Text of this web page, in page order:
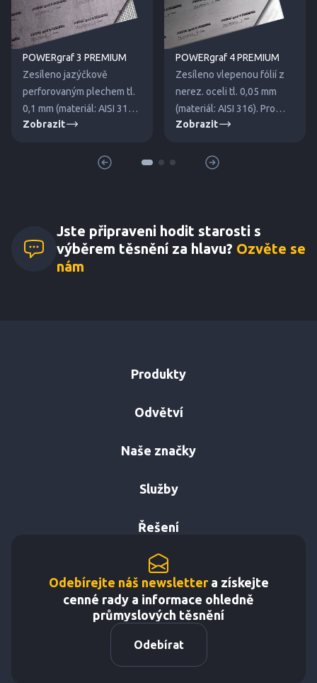
POWERgraf 3 PREMIUM
Zesíleno jazýčkově
perforovaným plechem tl.
0,1 mm (materiál: AISI 316).
Pro střední a vyšší tlaky.
Zobrazit
POWERgraf 4 PREMIUM
Zesíleno vlepenou fólií z
nerez. oceli tl. 0,05 mm
(materiál: AISI 316). Pro
nízké a střední tlaky.
Zobrazit
Jste připraveni hodit starosti s
výběrem těsnění za hlavu? Ozvěte se
nám
Produkty
Odvětví
Naše značky
Služby
Řešení
Odebírejte náš newslettera získejte
cenné rady a informace ohledně
průmyslových těsnění
Odebírat